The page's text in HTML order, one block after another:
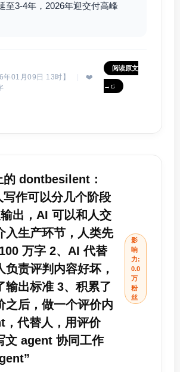
至3-4年，2026年迎交付高峰
年01月09日 13时】
❤️
阅读原文
→
的 dontbesilent：
写作可以分几个阶段
出，AI 可以和人交
入生产环节，人类先
万字 2、AI 代替
负责评判内容好坏，
输出标准 3、积累了
之后，做一个评价内
，代替人，用评价
文 agent 协同工作
影
响
力:
0.0
万
粉
丝